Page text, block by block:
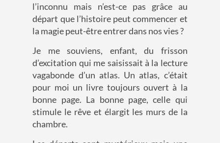
l’inconnu mais n’est-ce pas grâce au
départ que l’histoire peut commencer et
la magie peut-être entrer dans nos vies ?
Je me souviens, enfant, du frisson
d’excitation qui me saisissait à la lecture
vagabonde d’un atlas. Un atlas, c’était
pour moi un livre toujours ouvert à la
bonne page. La bonne page, celle qui
stimule le rêve et élargit les murs de la
chambre.